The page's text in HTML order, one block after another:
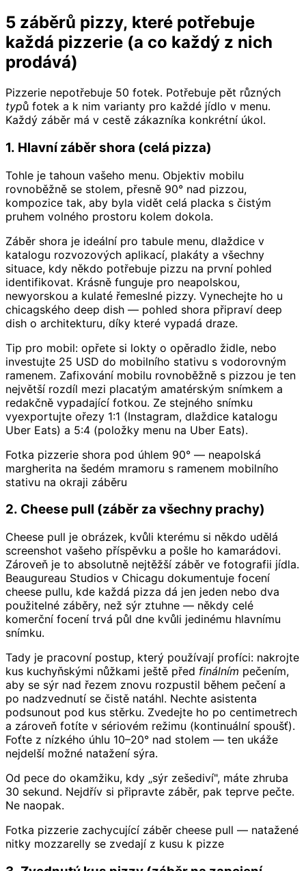
5 záběrů pizzy, které potřebuje
každá pizzerie (a co každý z nich
prodává)
Pizzerie nepotřebuje 50 fotek. Potřebuje pět různých
typů fotek a k nim varianty pro každé jídlo v menu.
Každý záběr má v cestě zákazníka konkrétní úkol.
1. Hlavní záběr shora (celá pizza)
Tohle je tahoun vašeho menu. Objektiv mobilu
rovnoběžně se stolem, přesně 90° nad pizzou,
kompozice tak, aby byla vidět celá placka s čistým
pruhem volného prostoru kolem dokola.
Záběr shora je ideální pro tabule menu, dlaždice v
katalogu rozvozových aplikací, plakáty a všechny
situace, kdy někdo potřebuje pizzu na první pohled
identifikovat. Krásně funguje pro neapolskou,
newyorskou a kulaté řemeslné pizzy. Vynechejte ho u
chicagského deep dish — pohled shora připraví deep
dish o architekturu, díky které vypadá draze.
Tip pro mobil: opřete si lokty o opěradlo židle, nebo
investujte 25 USD do mobilního stativu s vodorovným
ramenem. Zafixování mobilu rovnoběžně s pizzou je ten
největší rozdíl mezi placatým amatérským snímkem a
redakčně vypadající fotkou. Ze stejného snímku
vyexportujte ořezy 1:1 (Instagram, dlaždice katalogu
Uber Eats) a 5:4 (položky menu na Uber Eats).
Fotka pizzerie shora pod úhlem 90° — neapolská
margherita na šedém mramoru s ramenem mobilního
stativu na okraji záběru
2. Cheese pull (záběr za všechny prachy)
Cheese pull je obrázek, kvůli kterému si někdo udělá
screenshot vašeho příspěvku a pošle ho kamarádovi.
Zároveň je to absolutně nejtěžší záběr ve fotografii jídla.
Beaugureau Studios v Chicagu dokumentuje focení
cheese pullu, kde každá pizza dá jen jeden nebo dva
použitelné záběry, než sýr ztuhne — někdy celé
komerční focení trvá půl dne kvůli jedinému hlavnímu
snímku.
Tady je pracovní postup, který používají profíci: nakrojte
kus kuchyňskými nůžkami ještě před finálním pečením,
aby se sýr nad řezem znovu rozpustil během pečení a
po nadzvednutí se čistě natáhl. Nechte asistenta
podsunout pod kus stěrku. Zvedejte ho po centimetrech
a zároveň fotíte v sériovém režimu (kontinuální spoušť).
Foťte z nízkého úhlu 10–20° nad stolem — ten ukáže
nejdelší možné natažení sýra.
Od pece do okamžiku, kdy „sýr zešediví", máte zhruba
30 sekund. Nejdřív si připravte záběr, pak teprve pečte.
Ne naopak.
Fotka pizzerie zachycující záběr cheese pull — natažené
nitky mozzarelly se zvedají z kusu k pizze